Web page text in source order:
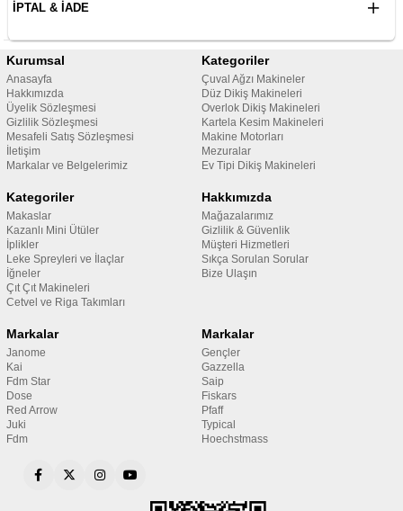
İPTAL & İADE
Kurumsal
Anasayfa
Hakkımızda
Üyelik Sözleşmesi
Gizlilik Sözleşmesi
Mesafeli Satış Sözleşmesi
İletişim
Markalar ve Belgelerimiz
Kategoriler
Çuval Ağzı Makineler
Düz Dikiş Makineleri
Overlok Dikiş Makineleri
Kartela Kesim Makineleri
Makine Motorları
Mezuralar
Ev Tipi Dikiş Makineleri
Kategoriler
Makaslar
Kazanlı Mini Ütüler
İplikler
Leke Spreyleri ve İlaçlar
İğneler
Çıt Çıt Makineleri
Cetvel ve Riga Takımları
Hakkımızda
Mağazalarımız
Gizlilik & Güvenlik
Müşteri Hizmetleri
Sıkça Sorulan Sorular
Bize Ulaşın
Markalar
Janome
Kai
Fdm Star
Dose
Red Arrow
Juki
Fdm
Markalar
Gençler
Gazzella
Saip
Fiskars
Pfaff
Typical
Hoechstmass